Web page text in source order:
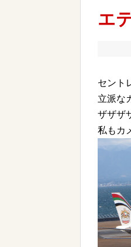
エ
セント
立派な
ザザザ
私もカ